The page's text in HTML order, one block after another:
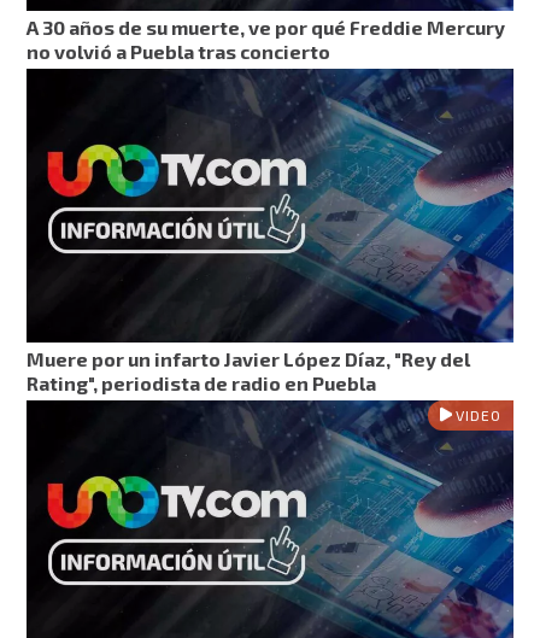
A 30 años de su muerte, ve por qué Freddie Mercury
no volvió a Puebla tras concierto
Muere por un infarto Javier López Díaz, "Rey del
Rating", periodista de radio en Puebla
VIDEO